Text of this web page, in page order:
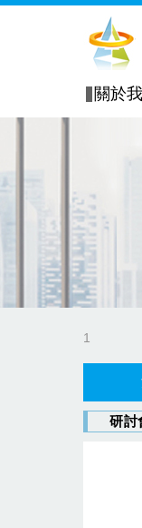
關於
1
研討